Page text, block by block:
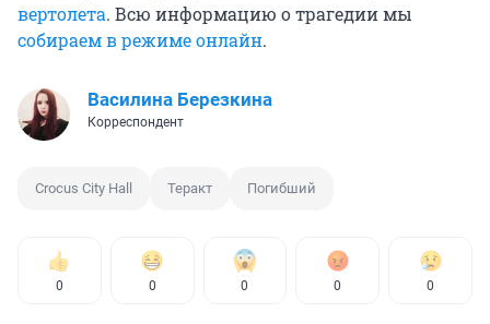
вертолета. Всю информацию о трагедии мы
собираем в режиме онлайн.
Василина Березкина
Корреспондент
Crocus City Hall Теракт Погибший
0 0 0 0 0